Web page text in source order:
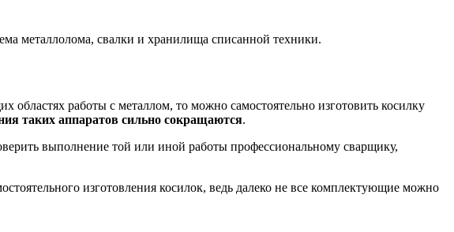
металлолома, свалки и хранилища списанной техники.
областях работы с металлом, то можно самостоятельно изготовить косилку
таких аппаратов сильно сокращаются.
выполнение той или иной работы профессиональному сварщику,
изготовления косилок, ведь далеко не все комплектующие можно